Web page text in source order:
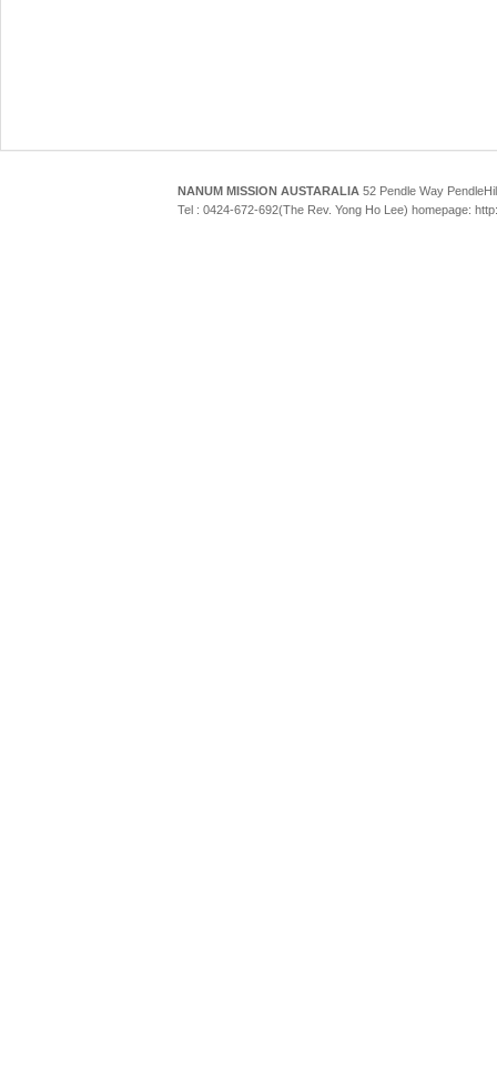
NANUM MISSION AUSTARALIA 52 Pendle Way
Tel : 0424-672-692(The Rev. Yong Ho Lee) homepage: